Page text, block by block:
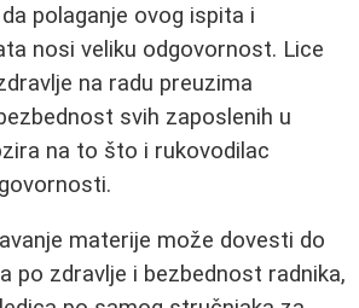
polaganje ovog ispita i
nosi veliku odgovornost. Lice
na radu preuzima
svih zaposlenih u
na to što i rukovodilac
materije može dovesti do
po zdravlje i bezbednost radnika,